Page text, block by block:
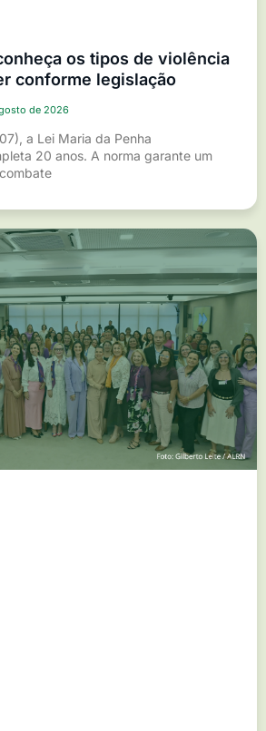
os tipos de violência
conforme legislação
de 2026
a Lei Maria da Penha
20 anos. A norma garante um